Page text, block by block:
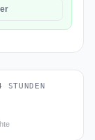
STUNDEN